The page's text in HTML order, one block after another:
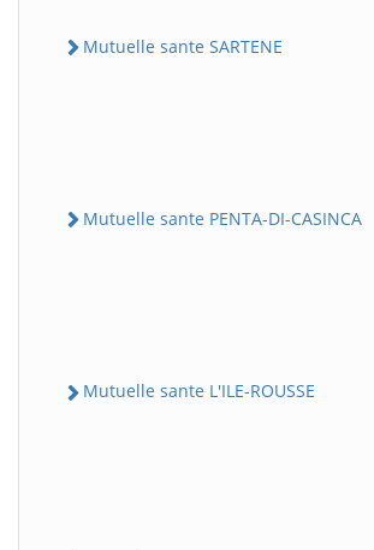
Mutuelle sante SARTENE
Mutuelle sante PENTA-DI-CASINCA
Mutuelle sante L'ILE-ROUSSE